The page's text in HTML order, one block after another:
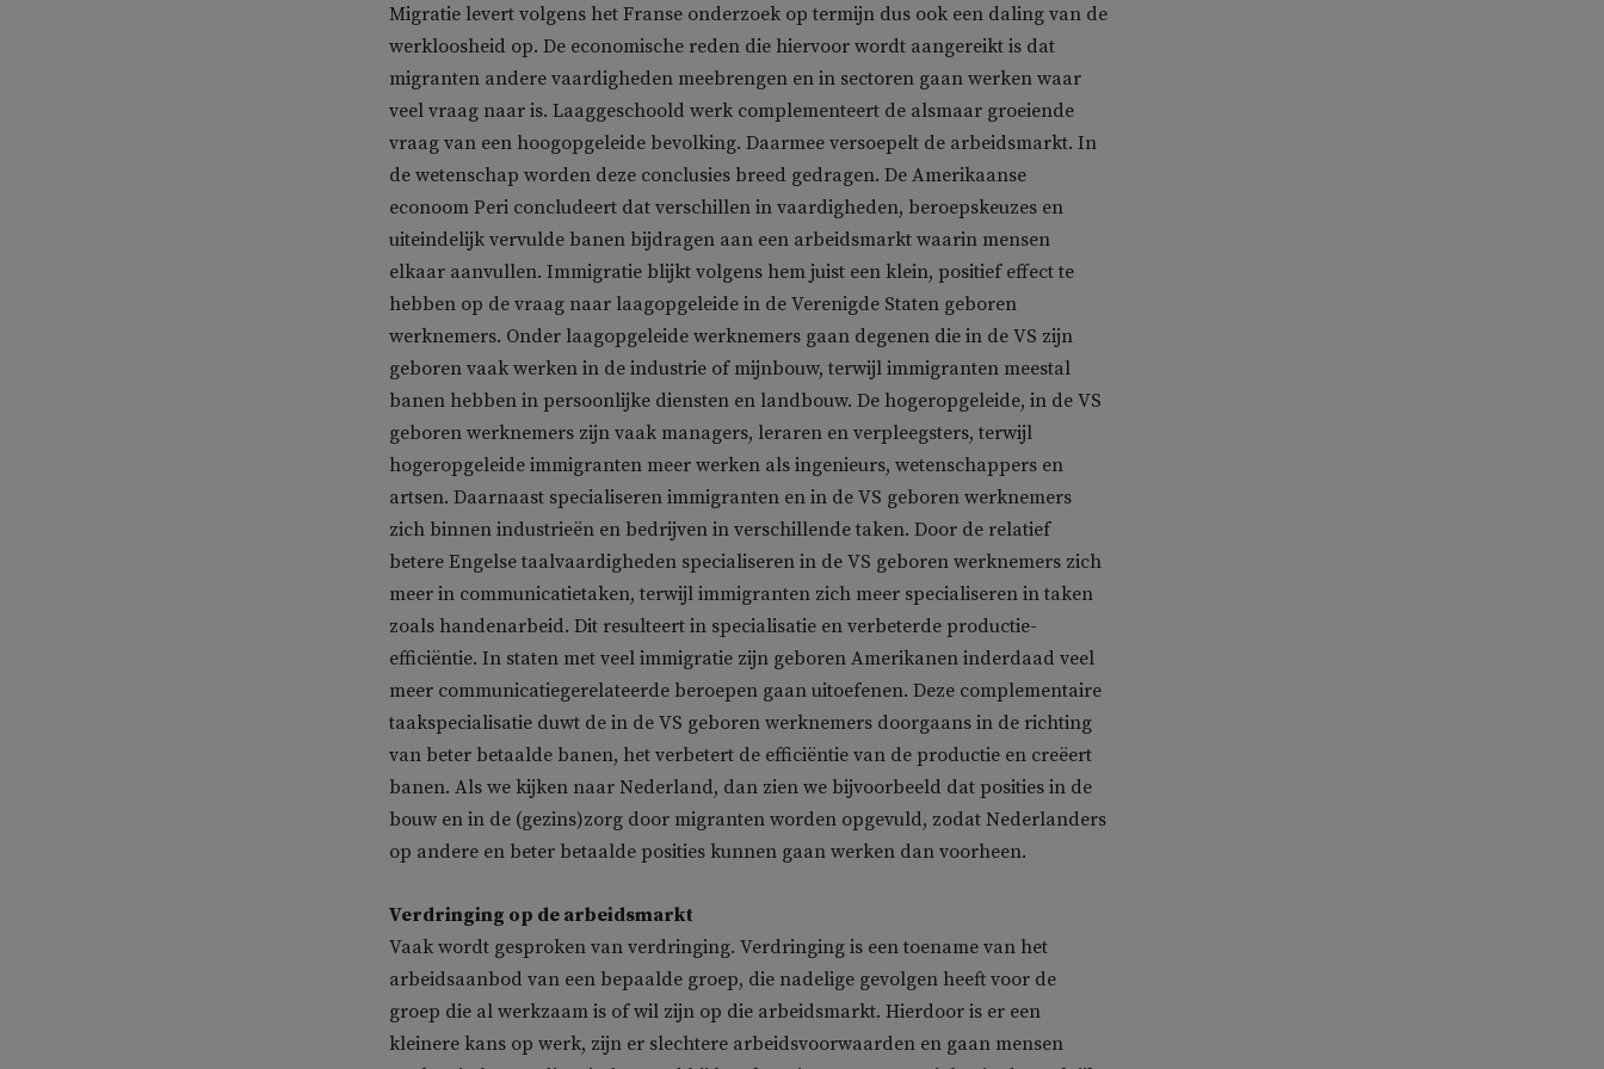
Migratie levert volgens het Franse onderzoek op termijn dus ook een daling van de
werkloosheid op. De economische reden die hiervoor wordt aangereikt is dat
migranten andere vaardigheden meebrengen en in sectoren gaan werken waar
veel vraag naar is. Laaggeschoold werk complementeert de alsmaar groeiende
vraag van een hoogopgeleide bevolking. Daarmee versoepelt de arbeidsmarkt. In
de wetenschap worden deze conclusies breed gedragen. De Amerikaanse
econoom Peri concludeert dat verschillen in vaardigheden, beroepskeuzes en
uiteindelijk vervulde banen bijdragen aan een arbeidsmarkt waarin mensen
elkaar aanvullen. Immigratie blijkt volgens hem juist een klein, positief effect te
hebben op de vraag naar laagopgeleide in de Verenigde Staten geboren
werknemers. Onder laagopgeleide werknemers gaan degenen die in de VS zijn
geboren vaak werken in de industrie of mijnbouw, terwijl immigranten meestal
banen hebben in persoonlijke diensten en landbouw. De hogeropgeleide, in de VS
geboren werknemers zijn vaak managers, leraren en verpleegsters, terwijl
hogeropgeleide immigranten meer werken als ingenieurs, wetenschappers en
artsen. Daarnaast specialiseren immigranten en in de VS geboren werknemers
zich binnen industrieën en bedrijven in verschillende taken. Door de relatief
betere Engelse taalvaardigheden specialiseren in de VS geboren werknemers zich
meer in communicatietaken, terwijl immigranten zich meer specialiseren in taken
zoals handenarbeid. Dit resulteert in specialisatie en verbeterde productie-
efficiëntie. In staten met veel immigratie zijn geboren Amerikanen inderdaad veel
meer communicatiegerelateerde beroepen gaan uitoefenen. Deze complementaire
taakspecialisatie duwt de in de VS geboren werknemers doorgaans in de richting
van beter betaalde banen, het verbetert de efficiëntie van de productie en creëert
banen. Als we kijken naar Nederland, dan zien we bijvoorbeeld dat posities in de
bouw en in de (gezins)zorg door migranten worden opgevuld, zodat Nederlanders
op andere en beter betaalde posities kunnen gaan werken dan voorheen.
Verdringing op de arbeidsmarkt
Vaak wordt gesproken van verdringing. Verdringing is een toename van het
arbeidsaanbod van een bepaalde groep, die nadelige gevolgen heeft voor de
groep die al werkzaam is of wil zijn op die arbeidsmarkt. Hierdoor is er een
kleinere kans op werk, zijn er slechtere arbeidsvoorwaarden en gaan mensen